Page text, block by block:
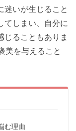
迷いが生じること
てしまい、自分に
じることもありま
美を与えること
む理由